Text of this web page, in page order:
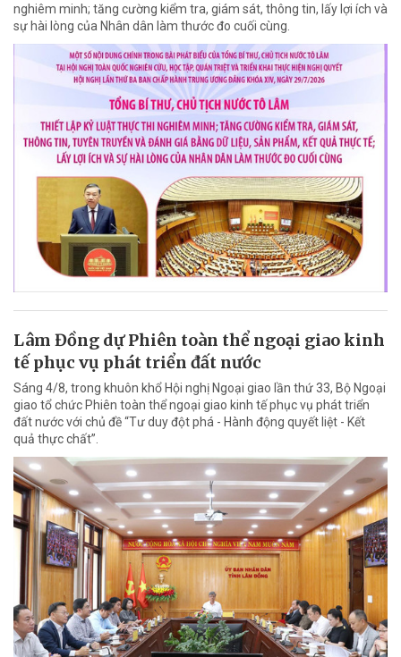
nghiêm minh; tăng cường kiểm tra, giám sát, thông tin, lấy lợi ích và
sự hài lòng của Nhân dân làm thước đo cuối cùng.
Lâm Đồng dự Phiên toàn thể ngoại giao kinh
tế phục vụ phát triển đất nước
Sáng 4/8, trong khuôn khổ Hội nghị Ngoại giao lần thứ 33, Bộ Ngoại
giao tổ chức Phiên toàn thể ngoại giao kinh tế phục vụ phát triển
đất nước với chủ đề “Tư duy đột phá - Hành động quyết liệt - Kết
quả thực chất”.